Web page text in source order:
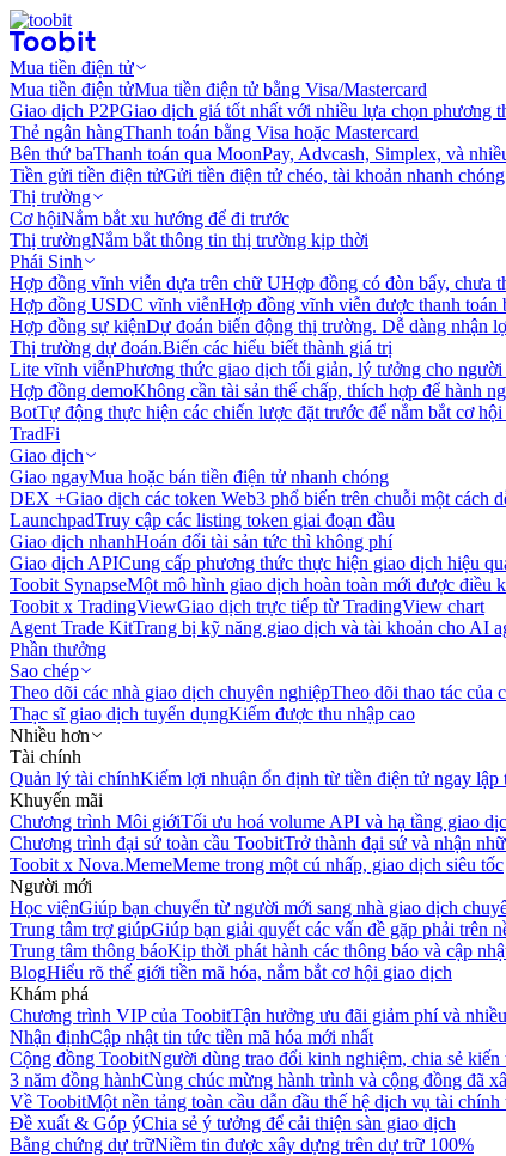
Mua tiền điện tử
Mua tiền điện tửMua tiền điện tử bằng Visa/Mastercard
Giao dịch P2PGiao dịch giá tốt nhất với nhiều lựa chọn phương
Thẻ ngân hàngThanh toán bằng Visa hoặc Mastercard
Bên thứ baThanh toán qua MoonPay, Advcash, Simplex, và
Tiền gửi tiền điện tửGửi tiền điện tử chéo, tài khoản nhanh chóng
Thị trường
Cơ hộiNắm bắt xu hướng để đi trước
Thị trườngNắm bắt thông tin thị trường kịp thời
Phái Sinh
Hợp đồng vĩnh viễn dựa trên chữ UHợp đồng có đòn bẩy, chưa
Hợp đồng USDC vĩnh viễnHợp đồng vĩnh viễn được thanh toán
Hợp đồng sự kiệnDự đoán biến động thị trường. Dễ dàng nhận
Thị trường dự đoán.Biến các hiểu biết thành giá trị
Lite vĩnh viễnPhương thức giao dịch tối giản, lý tưởng cho người
Hợp đồng demoKhông cần tài sản thế chấp, thích hợp để hành
BotTự động thực hiện các chiến lược đặt trước để nắm bắt cơ
TradFi
Giao dịch
Giao ngayMua hoặc bán tiền điện tử nhanh chóng
DEX +Giao dịch các token Web3 phổ biến trên chuỗi một cách
LaunchpadTruy cập các listing token giai đoạn đầu
Giao dịch nhanhHoán đổi tài sản tức thì không phí
Giao dịch APICung cấp phương thức thực hiện giao dịch hiệu
Toobit SynapseMột mô hình giao dịch hoàn toàn mới được điều
Toobit x TradingViewGiao dịch trực tiếp từ TradingView chart
Agent Trade KitTrang bị kỹ năng giao dịch và tài khoản cho AI
Phần thưởng
Sao chép
Theo dõi các nhà giao dịch chuyên nghiệpTheo dõi thao tác của
Thạc sĩ giao dịch tuyển dụngKiếm được thu nhập cao
Nhiều hơn
Tài chính
Quản lý tài chínhKiếm lợi nhuận ổn định từ tiền điện tử ngay lập
Khuyến mãi
Chương trình Môi giớiTối ưu hoá volume API và hạ tầng giao
Chương trình đại sứ toàn cầu ToobitTrở thành đại sứ và nhận
Toobit x Nova.MemeMeme trong một cú nhấp, giao dịch siêu tốc
Người mới
Học việnGiúp bạn chuyển từ người mới sang nhà giao dịch
Trung tâm trợ giúpGiúp bạn giải quyết các vấn đề gặp phải trên
Trung tâm thông báoKịp thời phát hành các thông báo và cập
BlogHiểu rõ thế giới tiền mã hóa, nắm bắt cơ hội giao dịch
Khám phá
Chương trình VIP của ToobitTận hưởng ưu đãi giảm phí và
Nhận địnhCập nhật tin tức tiền mã hóa mới nhất
Cộng đồng ToobitNgười dùng trao đổi kinh nghiệm, chia sẻ kiến
3 năm đồng hànhCùng chúc mừng hành trình và cộng đồng đã
Về ToobitMột nền tảng toàn cầu dẫn đầu thế hệ dịch vụ tài
Đề xuất & Góp ýChia sẻ ý tưởng để cải thiện sàn giao dịch
Bằng chứng dự trữNiềm tin được xây dựng trên dự trữ 100%